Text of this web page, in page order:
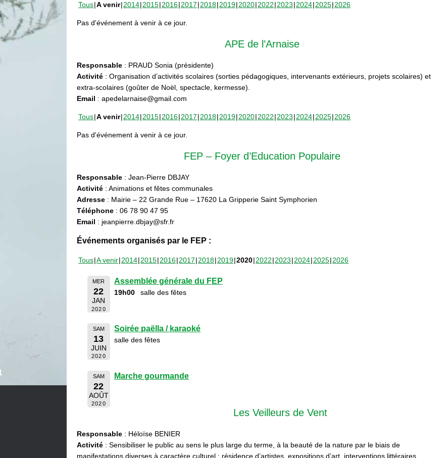
Tous A venir 2014 2015 2016 2017 2018 2019 2020 2022 2023 2024 2025 2026
Pas d'événement à venir à ce jour.
APE de l’Arnaise
Responsable : PRAUD Sonia (présidente)
Activité : Organisation d’activités scolaires (sorties pédagogiques, intervenants extérieurs, projets scolaires) et
extra-scolaires (goûter de Noël, spectacle, kermesse).
Email : apedelarnaise@gmail.com
Tous A venir 2014 2015 2016 2017 2018 2019 2020 2022 2023 2024 2025 2026
Pas d'événement à venir à ce jour.
FEP – Foyer d’Education Populaire
Responsable : Jean-Pierre DBJAY
Activité : Animations et fêtes communales
Adresse : Mairie – 22 Grande Rue – 17620 La Gripperie Saint Symphorien
Téléphone : 06 78 90 47 95
Email : jeanpierre.dbjay@sfr.fr
Événements organisés par le FEP :
Tous A venir 2014 2015 2016 2017 2018 2019 2020 2022 2023 2024 2025 2026
MER
22
JAN
2020
Assemblée générale du FEP
19h00 salle des fêtes
SAM
13
JUIN
2020
Soirée paëlla / karaoké
salle des fêtes
SAM
22
AOÛT
2020
Marche gourmande
Les Veilleurs de Vent
Responsable : Héloïse BENIER
Activité : Sensibiliser le public au sens le plus large du terme, à la beauté de la nature par le biais de
manifestations diverses à caractère culturel : résidence d’artistes, expositions d’art, interventions littéraires,